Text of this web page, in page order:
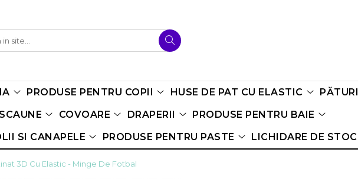
PRODUSE PENTRU COPII HUSE DE PAT CU ELASTIC PĂTURI
COVOARE DRAPERII
PRODUSE PENTRU BAIE
SI CANAPELE PRODUSE PENTRU PASTE LICHIDARE DE STOC
3D Cu Elastic - Minge De Fotbal